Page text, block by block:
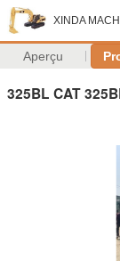
XINDA
Aperçu
325BL CAT